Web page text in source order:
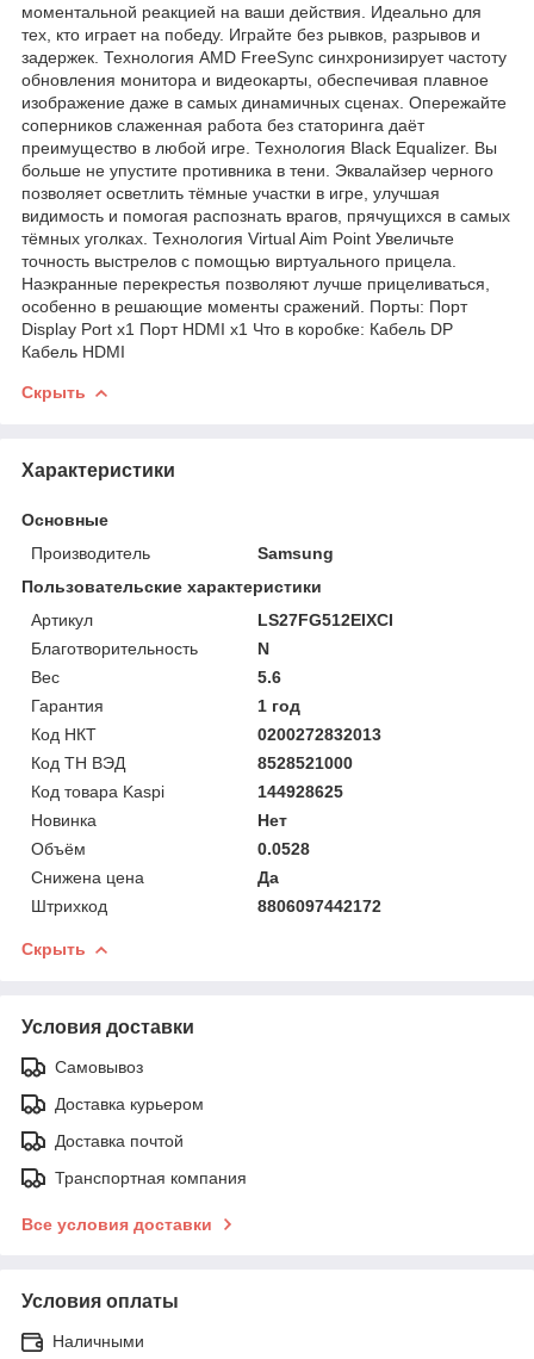
моментальной реакцией на ваши действия. Идеально для
тех, кто играет на победу. Играйте без рывков, разрывов и
задержек. Технология AMD FreeSync синхронизирует частоту
обновления монитора и видеокарты, обеспечивая плавное
изображение даже в самых динамичных сценах. Опережайте
соперников слаженная работа без статоринга даёт
преимущество в любой игре. Технология Black Equalizer. Вы
больше не упустите противника в тени. Эквалайзер черного
позволяет осветлить тёмные участки в игре, улучшая
видимость и помогая распознать врагов, прячущихся в самых
тёмных уголках. Технология Virtual Aim Point Увеличьте
точность выстрелов с помощью виртуального прицела.
Наэкранные перекрестья позволяют лучше прицеливаться,
особенно в решающие моменты сражений. Порты: Порт
Display Port x1 Порт HDMI x1 Что в коробке: Кабель DP
Кабель HDMI
Скрыть
Характеристики
Основные
Производитель
Samsung
Пользовательские характеристики
Артикул
LS27FG512EIXCI
Благотворительность
N
Вес
5.6
Гарантия
1 год
Код НКТ
0200272832013
Код ТН ВЭД
8528521000
Код товара Kaspi
144928625
Новинка
Нет
Объём
0.0528
Снижена цена
Да
Штрихкод
8806097442172
Скрыть
Условия доставки
Самовывоз
Доставка курьером
Доставка почтой
Транспортная компания
Все условия доставки
Условия оплаты
Наличными